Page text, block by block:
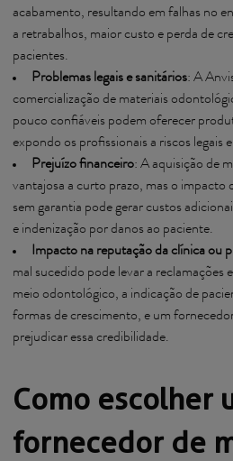
acabamento, resultando em falhas no
a retrabalhos, maior custo e perda de
pacientes.
Problemas legais e sanitários: A
comercialização de materiais
pouco confiáveis podem oferecer
expondo os profissionais a riscos legais
Prejuízo financeiro: A aquisição de
vantajosa a curto prazo, mas o impacto
sem garantia pode gerar custos
e indenização por danos ao paciente.
Impacto na reputação da clínica ou
mal sucedido pode levar a reclamações
meio odontológico, a indicação de
formas de crescimento, e um
prejudicar essa credibilidade.
Como escolher
fornecedor de